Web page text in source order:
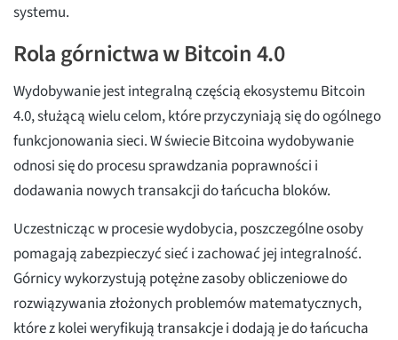
systemu.
Rola górnictwa w Bitcoin 4.0
Wydobywanie jest integralną częścią ekosystemu Bitcoin
4.0, służącą wielu celom, które przyczyniają się do ogólnego
funkcjonowania sieci. W świecie Bitcoina wydobywanie
odnosi się do procesu sprawdzania poprawności i
dodawania nowych transakcji do łańcucha bloków.
Uczestnicząc w procesie wydobycia, poszczególne osoby
pomagają zabezpieczyć sieć i zachować jej integralność.
Górnicy wykorzystują potężne zasoby obliczeniowe do
rozwiązywania złożonych problemów matematycznych,
które z kolei weryfikują transakcje i dodają je do łańcucha